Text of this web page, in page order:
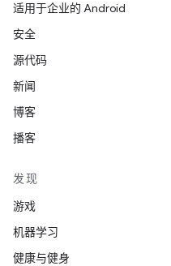
适用于企业的 Android
安全
源代码
新闻
博客
播客
发现
游戏
机器学习
健康与健身